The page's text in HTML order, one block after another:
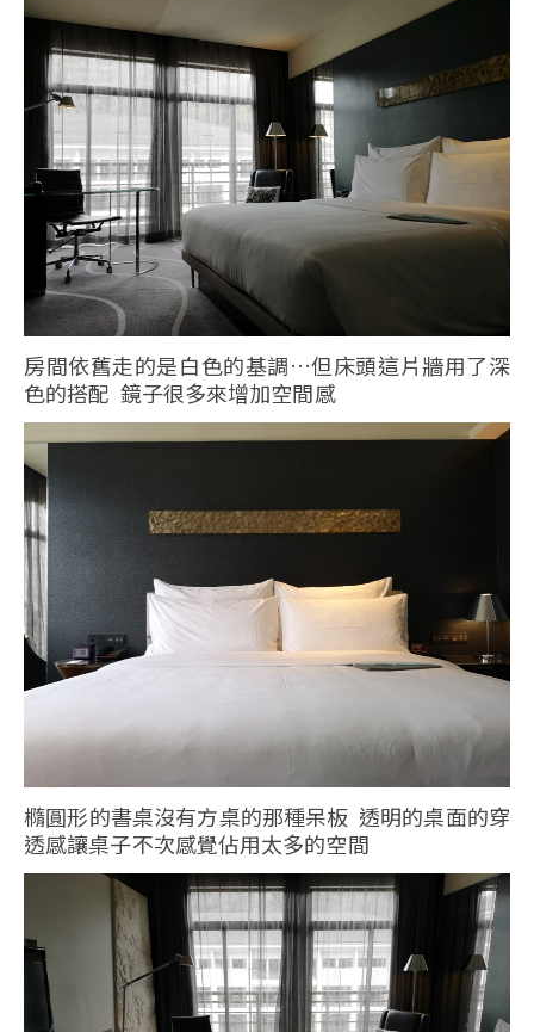
房間依舊走的是白色的基調…但床頭這片牆用了深
色的搭配 鏡子很多來增加空間感
橢圓形的書桌沒有方桌的那種呆板 透明的桌面的穿
透感讓桌子不次感覺佔用太多的空間